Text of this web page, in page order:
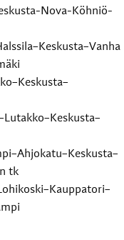
Nova-Köhniö-
tk